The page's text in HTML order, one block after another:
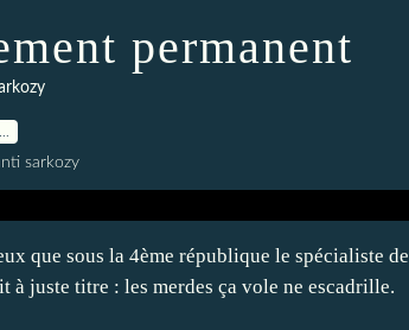
permanent
sarkozy
que sous la 4ème république le spécialiste de
juste titre : les merdes ça vole ne escadrille.